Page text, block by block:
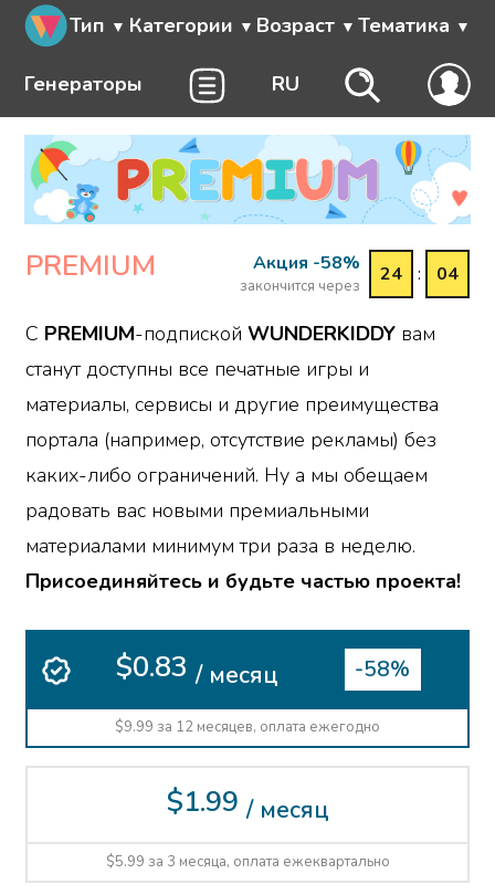
Тип Категории Возраст Тематика
Генераторы RU
PREMIUM Акция -58%
закончится через
24 : 04
С PREMIUM-подпиской WUNDERKIDDY вам
станут доступны все печатные игры и
материалы, сервисы и другие преимущества
портала (например, отсутствие рекламы) без
каких-либо ограничений. Ну а мы обещаем
радовать вас новыми премиальными
материалами минимум три раза в неделю.
Присоединяйтесь и будьте частью проекта!
$0.83 / месяц -58%
$9.99 за 12 месяцев, оплата ежегодно
$1.99 / месяц
$5.99 за 3 месяца, оплата ежеквартально